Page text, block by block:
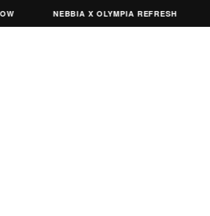
NEBBIA X OLYMPIA REFRESH